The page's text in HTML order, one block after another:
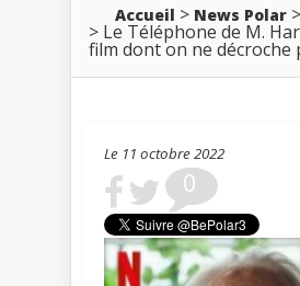
Accueil > News Polar >
> Le Téléphone de M.
film dont on ne décroche
Le 11 octobre 2022
0